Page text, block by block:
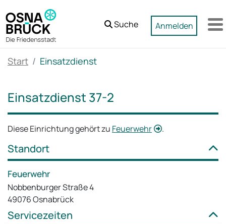
Zum Hauptinhalt springen
Suche Anmelden
Start Einsatzdienst
Einsatzdienst 37-2
Diese Einrichtung gehört zu Feuerwehr .
Standort
Feuerwehr
Nobbenburger Straße 4
49076 Osnabrück
Servicezeiten